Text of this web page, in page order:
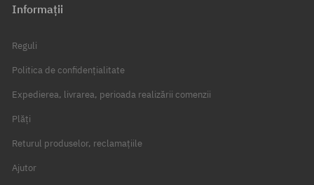
Informații
Reguli
Politica de confidențialitate
Expedierea, livrarea, perioada realizării comenzii
Plăți
Returul produselor, reclamațiile
Ajutor